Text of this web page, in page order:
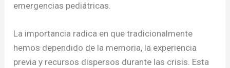
emergencias pediátricas.
La importancia radica en que tradicionalmente
hemos dependido de la memoria, la experiencia
previa y recursos dispersos durante las crisis. Esta